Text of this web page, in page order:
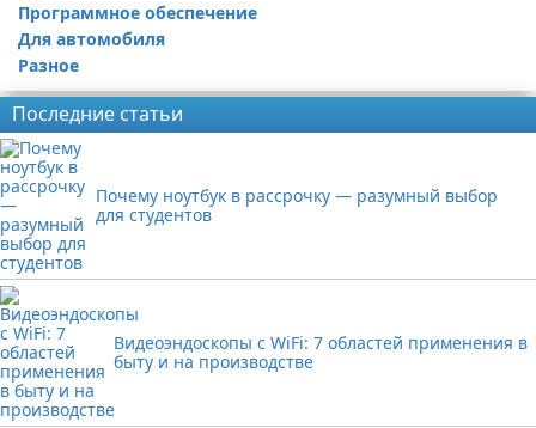
Программное обеспечение
Для автомобиля
Разное
Последние статьи
Почему ноутбук в рассрочку — разумный выбор
для студентов
Видеоэндоскопы с WiFi: 7 областей применения в
быту и на производстве